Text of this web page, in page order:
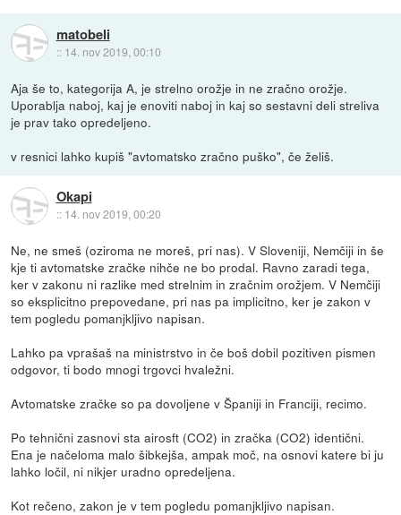
matobeli
:: 14. nov 2019, 00:10
Aja še to, kategorija A, je strelno orožje in ne zračno orožje.
Uporablja naboj, kaj je enoviti naboj in kaj so sestavni deli streliva
je prav tako opredeljeno.
v resnici lahko kupiš "avtomatsko zračno puško", če želiš.
Okapi
:: 14. nov 2019, 00:20
Ne, ne smeš (oziroma ne moreš, pri nas). V Sloveniji, Nemčiji in še
kje ti avtomatske zračke nihče ne bo prodal. Ravno zaradi tega,
ker v zakonu ni razlike med strelnim in zračnim orožjem. V Nemčiji
so eksplicitno prepovedane, pri nas pa implicitno, ker je zakon v
tem pogledu pomanjkljivo napisan.
Lahko pa vprašaš na ministrstvo in če boš dobil pozitiven pismen
odgovor, ti bodo mnogi trgovci hvaležni.
Avtomatske zračke so pa dovoljene v Španiji in Franciji, recimo.
Po tehnični zasnovi sta airosft (CO2) in zračka (CO2) identični.
Ena je načeloma malo šibkejša, ampak moč, na osnovi katere bi ju
lahko ločil, ni nikjer uradno opredeljena.
Kot rečeno, zakon je v tem pogledu pomanjkljivo napisan.